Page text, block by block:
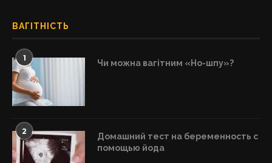
ВАГІТНІСТЬ
1 Чи можна вагітним «Но-шпу»?
2
Домашний тест на беременность с
помощью йода